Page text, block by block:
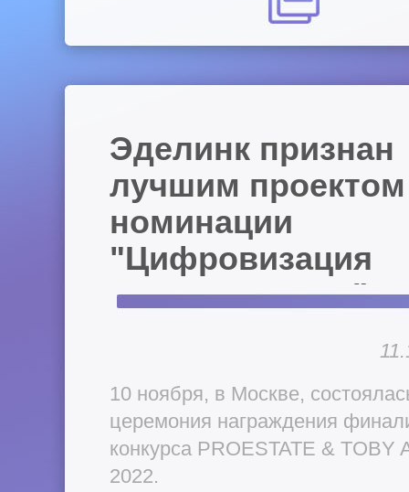
Эделинк признан
лучшим
номинации
"Цифровизация
недвижимости"
10 ноября, в Москве,
церемония награждения
конкурса PROESTATE & TOBY
2022.